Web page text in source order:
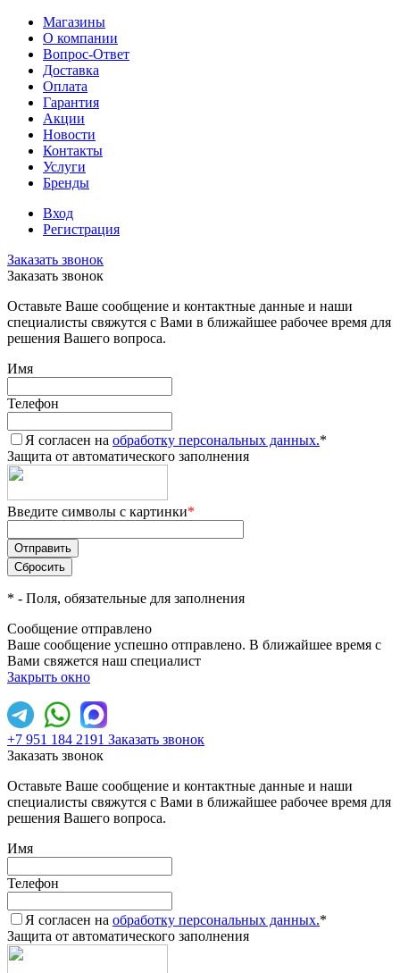
Магазины
О компании
Вопрос-Ответ
Доставка
Оплата
Гарантия
Акции
Новости
Контакты
Услуги
Бренды
Вход
Регистрация
Заказать звонок
Заказать звонок
Оставьте Ваше сообщение и контактные данные и наши
специалисты свяжутся с Вами в ближайшее рабочее время для
решения Вашего вопроса.
Имя
Телефон
Я согласен на обработку персональных данных.*
Защита от автоматического заполнения
Введите символы с картинки*
* - Поля, обязательные для заполнения
Сообщение отправлено
Ваше сообщение успешно отправлено. В ближайшее время с
Вами свяжется наш специалист
Закрыть окно
+7 951 184 2191 Заказать звонок
Заказать звонок
Оставьте Ваше сообщение и контактные данные и наши
специалисты свяжутся с Вами в ближайшее рабочее время для
решения Вашего вопроса.
Имя
Телефон
Я согласен на обработку персональных данных.*
Защита от автоматического заполнения